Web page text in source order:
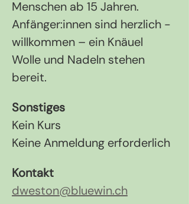
Menschen ab 15 Jahren.
Anfänger:innen sind herzlich ­
willkommen – ein Knäuel
Wolle und Nadeln stehen
bereit.
Sonstiges
Kein Kurs
Keine Anmeldung erforderlich
Kontakt
dweston@bluewin.ch